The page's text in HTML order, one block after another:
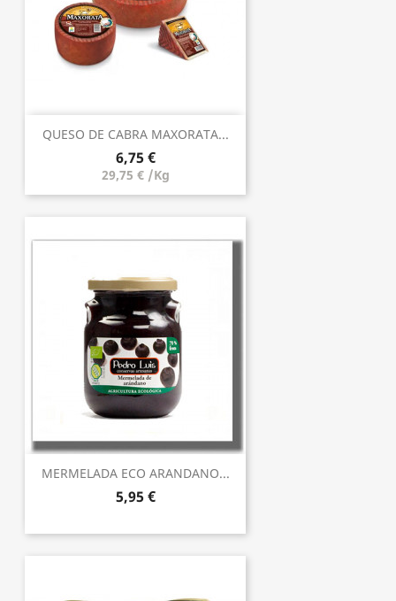
QUESO DE CABRA MAXORATA...
6,75 €
29,75 € /Kg
MERMELADA ECO ARANDANO...
5,95 €